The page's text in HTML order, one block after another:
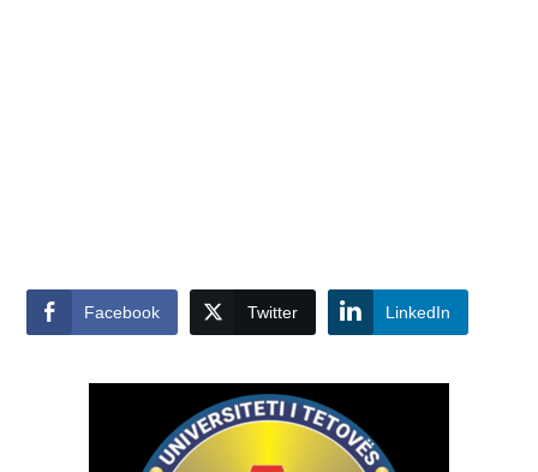
Facebook Twitter LinkedIn